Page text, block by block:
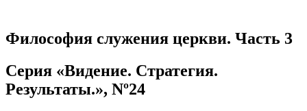
Философия служения церкви. Часть 3
Серия «Видение. Стратегия.
Результаты.», Nº24